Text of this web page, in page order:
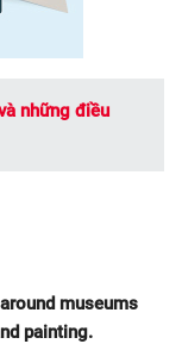
những điều
museums
painting.